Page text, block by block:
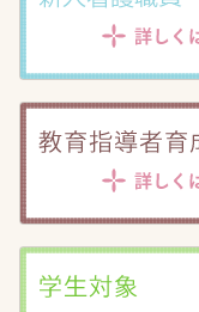
2026/07/14
中堅
「
2026/07/14
中堅
「第
2026/07/07 その
ラダ
研